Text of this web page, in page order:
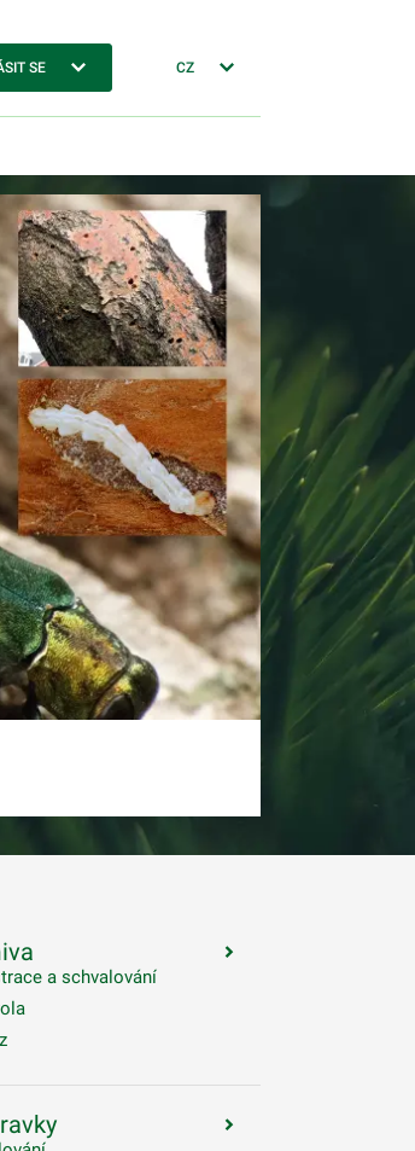
SE CZ
a schvalování